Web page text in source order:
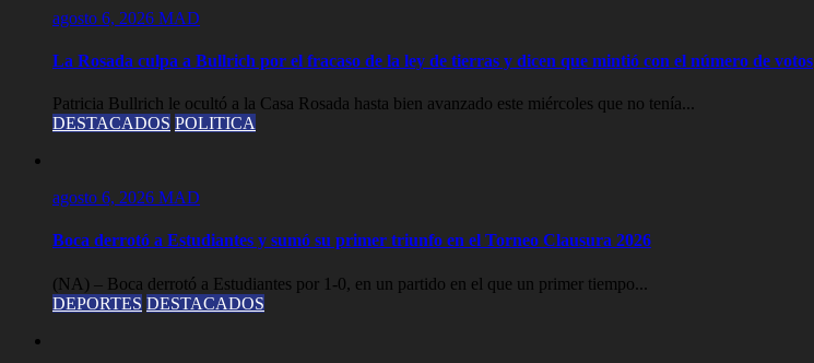
agosto 6, 2026 MAD
La Rosada culpa a Bullrich por el fracaso de la ley de tierras y dicen que mintió con el número de votos
Patricia Bullrich le ocultó a la Casa Rosada hasta bien avanzado este miércoles que no tenía...
DESTACADOS POLITICA
agosto 6, 2026 MAD
Boca derrotó a Estudiantes y sumó su primer triunfo en el Torneo Clausura 2026
(NA) – Boca derrotó a Estudiantes por 1-0, en un partido en el que un primer tiempo...
DEPORTES DESTACADOS